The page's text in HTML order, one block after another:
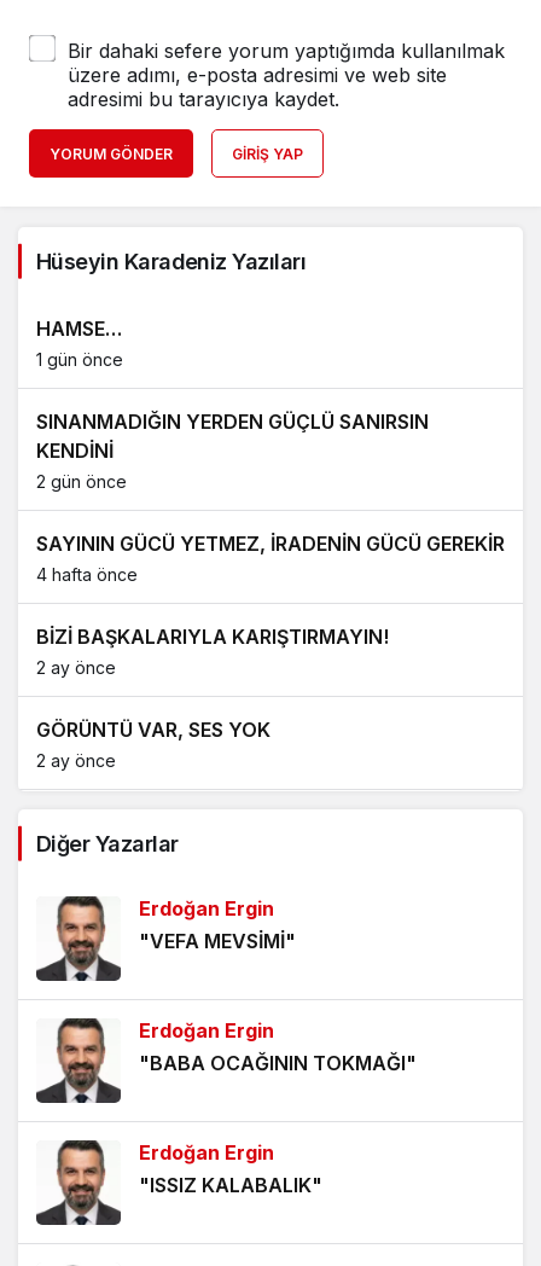
Bir dahaki sefere yorum yaptığımda kullanılmak
üzere adımı, e-posta adresimi ve web site
adresimi bu tarayıcıya kaydet.
YORUM GÖNDER GIRIŞ YAP
Hüseyin Karadeniz Yazıları
HAMSE…
1 gün önce
SINANMADIĞIN YERDEN GÜÇLÜ SANIRSIN
KENDİNİ
2 gün önce
SAYININ GÜCÜ YETMEZ, İRADENİN GÜCÜ GEREKİR
4 hafta önce
BİZİ BAŞKALARIYLA KARIŞTIRMAYIN!
2 ay önce
GÖRÜNTÜ VAR, SES YOK
2 ay önce
2 ay önce
GÖZE BATAN EMEK
3 ay önce
BİR HİKÂYENİN ARDINDAN
4 ay önce
TAŞKÖPRÜ TARİHİ BEYAZ PERDEDE
BECERİKSİZLİK
5 ay önce
Diğer Yazarlar
Erdoğan Ergin
"VEFA MEVSİMİ"
Erdoğan Ergin
"BABA OCAĞININ TOKMAĞI"
Erdoğan Ergin
"ISSIZ KALABALIK"